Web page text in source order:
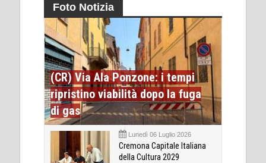
Foto Notizia
(CR) Via Ala Ponzone: i tempi
ripristino viabilità dopo la fuga
di gas
Lunedì 06 Luglio 2026
Cremona Capitale Italiana
della Cultura 2029